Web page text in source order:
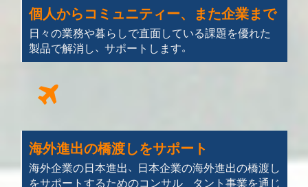
個人からコミュニティー、また企業まで
日々の業務や暮らしで直面している課題を優れた
製品で解消し、サポートします。
海外進出の橋渡しをサポート
海外企業の日本進出、日本企業の海外進出の橋渡し
をサポートするためのコンサル タント事業を通じ